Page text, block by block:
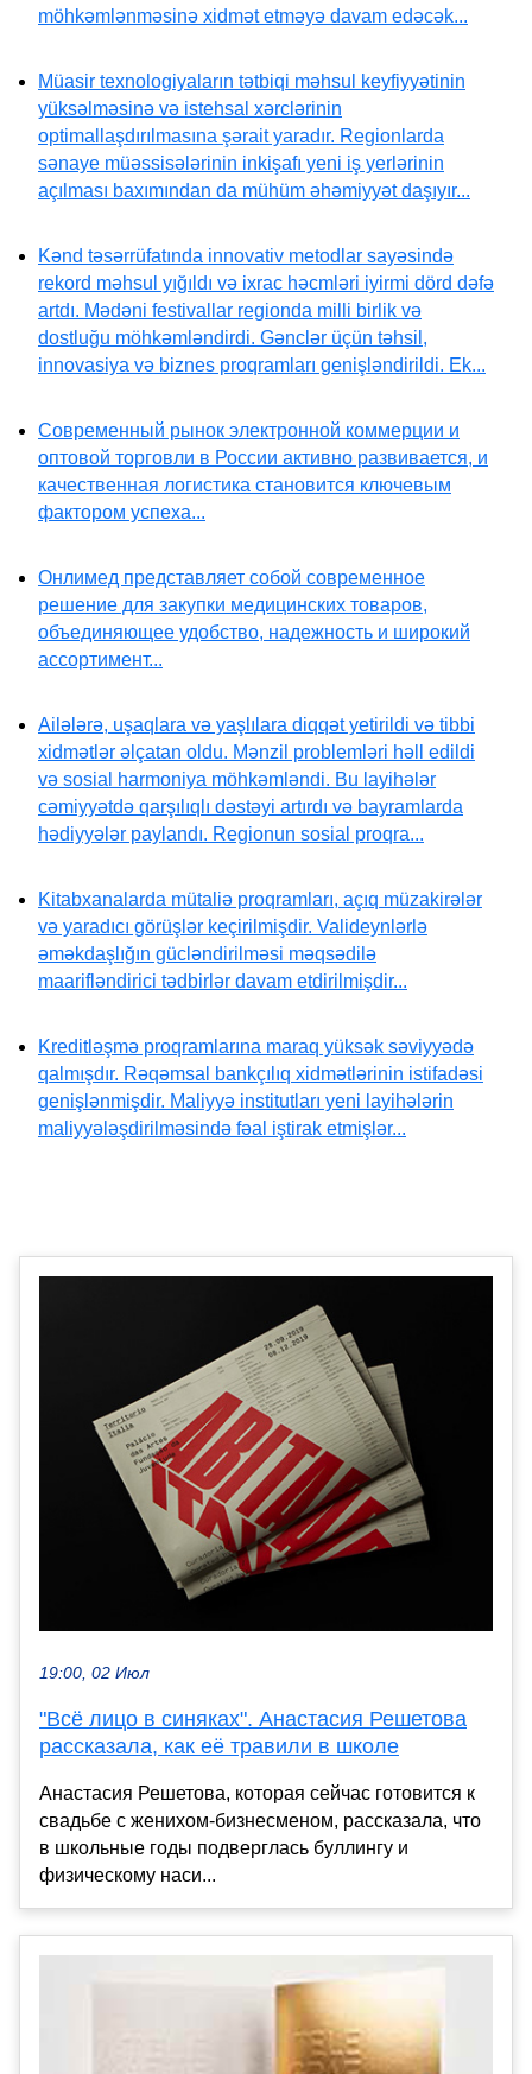
möhkəmlənməsinə xidmət etməyə davam edəcək...
Müasir texnologiyaların tətbiqi məhsul keyfiyyətinin
yüksəlməsinə və istehsal xərclərinin
optimallaşdırılmasına şərait yaradır. Regionlarda
sənaye müəssisələrinin inkişafı yeni iş yerlərinin
açılması baxımından da mühüm əhəmiyyət daşıyır...
Kənd təsərrüfatında innovativ metodlar sayəsində
rekord məhsul yığıldı və ixrac həcmləri iyirmi dörd dəfə
artdı. Mədəni festivallar regionda milli birlik və
dostluğu möhkəmləndirdi. Gənclər üçün təhsil,
innovasiya və biznes proqramları genişləndirildi. Ek...
Современный рынок электронной коммерции и
оптовой торговли в России активно развивается, и
качественная логистика становится ключевым
фактором успеха...
Онлимед представляет собой современное
решение для закупки медицинских товаров,
объединяющее удобство, надежность и широкий
ассортимент...
Ailələrə, uşaqlara və yaşlılara diqqət yetirildi və tibbi
xidmətlər əlçatan oldu. Mənzil problemləri həll edildi
və sosial harmoniya möhkəmləndi. Bu layihələr
cəmiyyətdə qarşılıqlı dəstəyi artırdı və bayramlarda
hədiyyələr paylandı. Regionun sosial proqra...
Kitabxanalarda mütaliə proqramları, açıq müzakirələr
və yaradıcı görüşlər keçirilmişdir. Valideynlərlə
əməkdaşlığın gücləndirilməsi məqsədilə
maarifləndirici tədbirlər davam etdirilmişdir...
Kreditləşmə proqramlarına maraq yüksək səviyyədə
qalmışdır. Rəqəmsal bankçılıq xidmətlərinin istifadəsi
genişlənmişdir. Maliyyə institutları yeni layihələrin
maliyyələşdirilməsində fəal iştirak etmişlər...
19:00, 02 Июл
"Всё лицо в синяках". Анастасия Решетова
рассказала, как её травили в школе
Анастасия Решетова, которая сейчас готовится к
свадьбе с женихом-бизнесменом, рассказала, что
в школьные годы подверглась буллингу и
физическому наси...